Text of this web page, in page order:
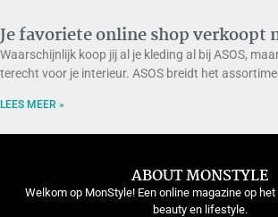
Je favoriete online shop verkoopt
Waarschijnlijk koop jij al je kleding al bij ASOS,
terecht voor je interieur. ASOS breidt het
LEES MEER »
ABOUT MONSTYLE
Welkom op MonStyle! Een online magazine op
beauty en lifestyle.